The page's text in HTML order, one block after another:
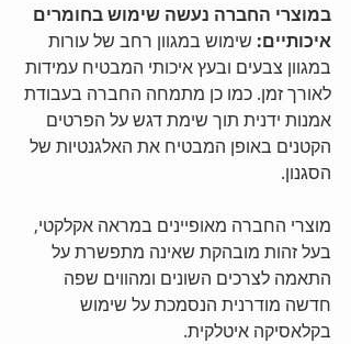
במוצרי החברה נעשה שימוש בחומרים
איכותיים: שימוש במגוון רחב של עורות
במגוון צבעים ובעץ איכותי המבטיח עמידות
לאורך זמן. כמו כן מתמחה החברה בעבודת
אמנות ידנית תוך שימת דגש על הפרטים
הקטנים באופן המבטיח את האלגנטיות של
הסגנון.
מוצרי החברה מאופיינים במראה אקלקטי,
בעל זהות מובהקת שאינה מתפשרת על
התאמה לצרכים השונים ומהווים שפה
חדשה מודרנית הנסמכת על שימוש
בקלאסיקה איטלקית.